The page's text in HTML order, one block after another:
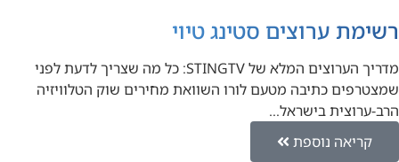
רשימת ערוצים סטינג טיוי
מדריך הערוצים המלא של STINGTV: כל מה שצריך לדעת לפני
שמצטרפים כתיבה מטעם לורו השוואת מחירים שוק הטלוויזיה
הרב-ערוצית בישראל…
קריאה נוספת